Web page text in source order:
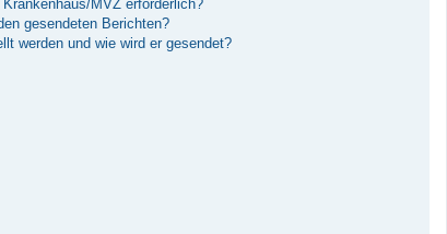
MVZ erforderlich?
gesendeten Berichten?
werden und wie wird er gesendet?